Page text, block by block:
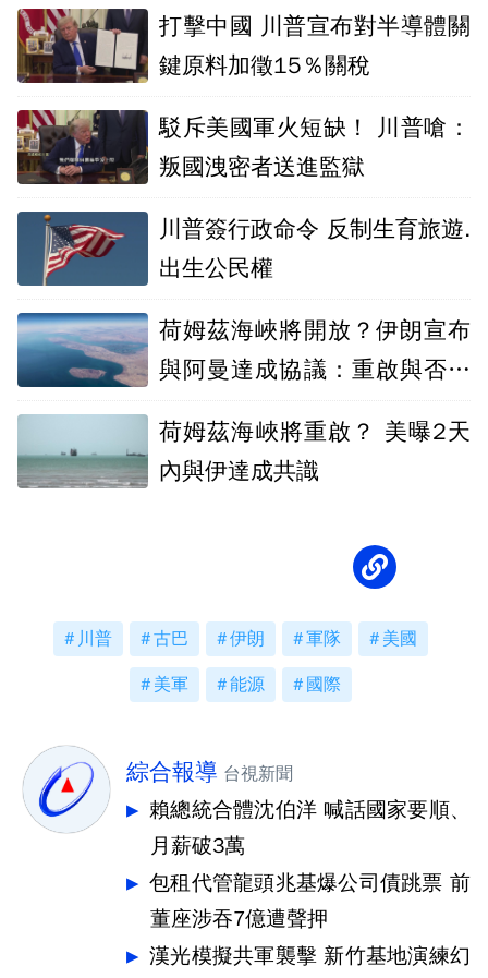
打擊中國 川普宣布對半導體關
鍵原料加徵15％關稅
駁斥美國軍火短缺！ 川普嗆：
叛國洩密者送進監獄
川普簽行政命令 反制生育旅遊.
出生公民權
荷姆茲海峽將開放？伊朗宣布
與阿曼達成協議：重啟與否取
荷姆茲海峽將重啟？ 美曝2天
內與伊達成共識
川普 古巴 伊朗 軍隊 美國
美軍 能源 國際
綜合報導 台視新聞
賴總統合體沈伯洋 喊話國家要順、
月薪破3萬
包租代管龍頭兆基爆公司債跳票 前
董座涉吞7億遭聲押
漢光模擬共軍襲擊 新竹基地演練幻